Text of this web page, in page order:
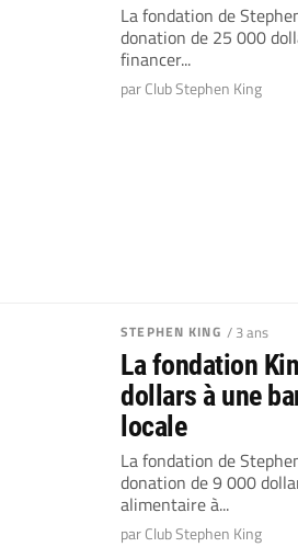
La fondation de
donation de 25 000
financer...
par Club Stephen King
STEPHEN KING / 3 ans
La fondation
dollars à une
locale
La fondation de
donation de 9 000
alimentaire à...
par Club Stephen King